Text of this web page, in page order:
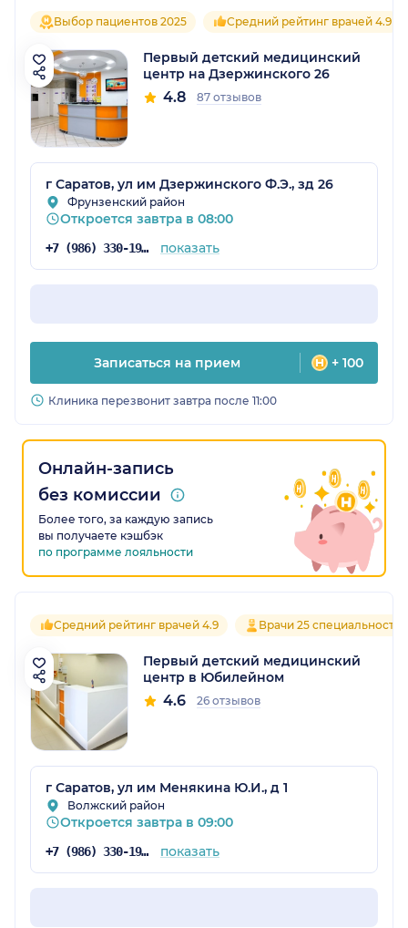
Выбор пациентов 2025 Средний рейтинг врачей 4.9
Первый детский медицинский
центр на Дзержинского 26
4.8 87 отзывов
г Саратов, ул им Дзержинского Ф.Э., зд 26
Фрунзенский район
Откроется завтра в 08:00
+7 (986) 330-19-25 показать
Записаться на прием + 100
Клиника перезвонит завтра после 11:00
Онлайн-запись
без комиссии
Более того, за каждую запись
вы получаете кэшбэк
по программе лояльности
Средний рейтинг врачей 4.9 Врачи 25 специальностей
Первый детский медицинский
центр в Юбилейном
4.6 26 отзывов
г Саратов, ул им Менякина Ю.И., д 1
Волжский район
Откроется завтра в 09:00
+7 (986) 330-19-25 показать